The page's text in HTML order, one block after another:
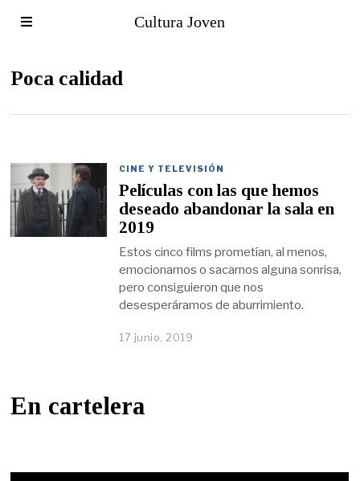
Cultura Joven
Poca calidad
CINE Y TELEVISIÓN
Películas con las que hemos
deseado abandonar la sala en
2019
Estos cinco films prometían, al menos,
emocionarnos o sacarnos alguna sonrisa,
pero consiguieron que nos
desesperáramos de aburrimiento.
17 junio, 2019
En cartelera